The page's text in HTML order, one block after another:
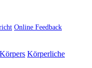
Online Feedback
Körperliche